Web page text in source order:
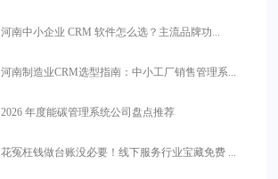
河南中小企业 CRM 软件怎么选？主流品牌功...
河南制造业CRM选型指南：中小工厂销售管理系...
2026 年度能碳管理系统公司盘点推荐
花冤枉钱做台账没必要！线下服务行业宝藏免费 ...